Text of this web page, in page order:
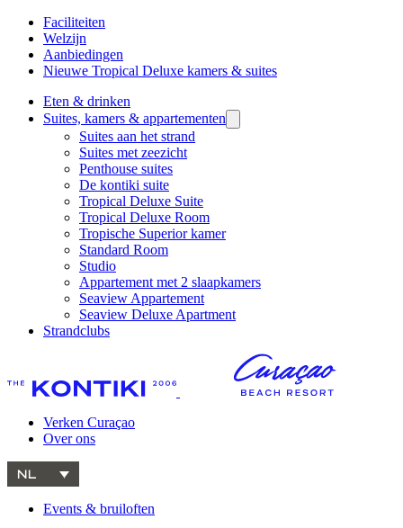
Faciliteiten
Welzijn
Aanbiedingen
Nieuwe Tropical Deluxe kamers & suites
Eten & drinken
Suites, kamers & appartementen
Suites aan het strand
Suites met zeezicht
Penthouse suites
De kontiki suite
Tropical Deluxe Suite
Tropical Deluxe Room
Tropische Superior kamer
Standard Room
Studio
Appartement met 2 slaapkamers
Seaview Appartement
Seaview Deluxe Apartment
Strandclubs
Verken Curaçao
Over ons
NL
Events & bruiloften